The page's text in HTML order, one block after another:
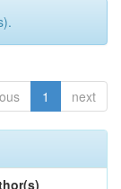
1 next